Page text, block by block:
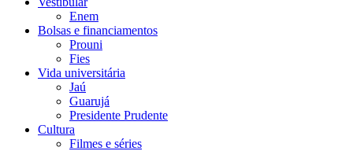
Enem
Bolsas e financiamentos
Prouni
Fies
Vida universitária
Jaú
Guarujá
Presidente Prudente
Cultura
Filmes e séries